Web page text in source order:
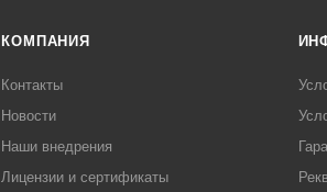
КОМПАНИЯ
Контакты
Новости
Наши внедрения
Лицензии и сертификаты